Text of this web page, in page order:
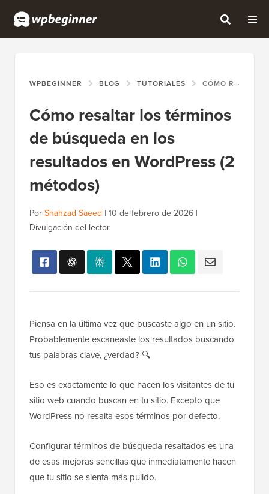
WPBEGINNER BLOG TUTORIALES CÓMO RESALTAR LOS TÉRMINOS DE BÚSQUEDA EN LOS RESULTADOS EN WORDPRESS (2 MÉTODOS)
Cómo resaltar los términos
de búsqueda en los
resultados en WordPress (2
métodos)
PorShahzad Saeed | 10 de febrero de 2026 |
Divulgación del lector
Piensa en la última vez que buscaste algo en un sitio.
Probablemente escaneaste los resultados buscando
tus palabras clave, ¿verdad? 🔍
Eso es exactamente lo que hacen los visitantes de tu
sitio web cuando buscan en tu sitio. Excepto que
WordPress no resalta esos términos por defecto.
Configurar términos de búsqueda resaltados es una
de esas mejoras sencillas que inmediatamente hacen
que tu sitio se sienta más pulido.